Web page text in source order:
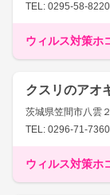
TEL: 0295-58-8220
ウィルス対策ホ
クスリのアオ
茨城県笠間市八雲
TEL: 0296-71-7360
ウィルス対策ホ